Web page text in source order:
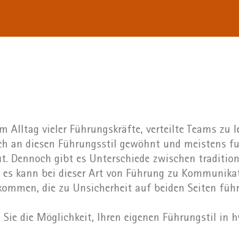
Alltag vieler Führungskräfte, verteilte Teams zu
an diesen Führungsstil gewöhnt und meistens
Dennoch gibt es Unterschiede zwischen
kann bei dieser Art von Führung zu
die zu Unsicherheit auf beiden Seiten
Sie die Möglichkeit, Ihren eigenen Führungstil in